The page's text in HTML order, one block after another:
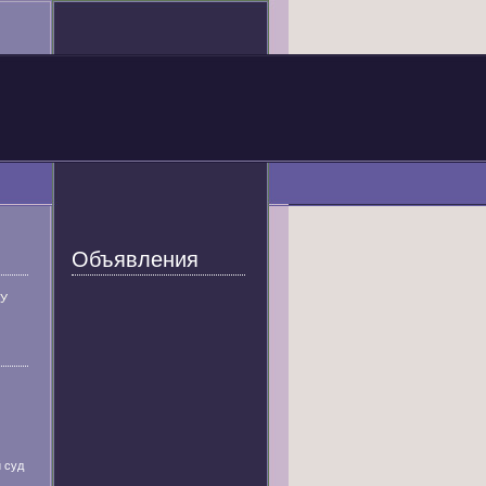
суд
Объявления